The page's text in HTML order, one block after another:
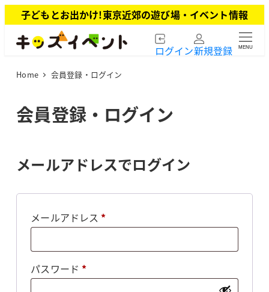
イ
子どもとお出かけ!東京近郊の遊び場・イベント情報
ログイン新規登録 MENU
Home 会員登録・ログイン
会員登録・ログイン
メールアドレスでログイン
メールアドレス *必
パスワード *必